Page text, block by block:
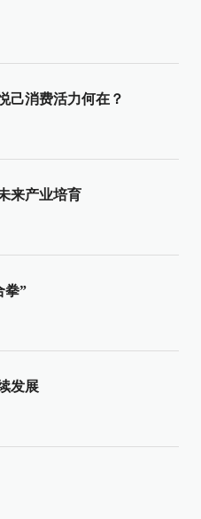
己消费活力何在？
来产业培育
拳”
发展